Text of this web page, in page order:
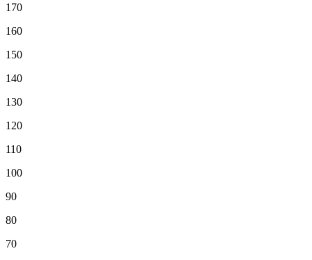
170
160
150
140
130
120
110
100
90
80
70